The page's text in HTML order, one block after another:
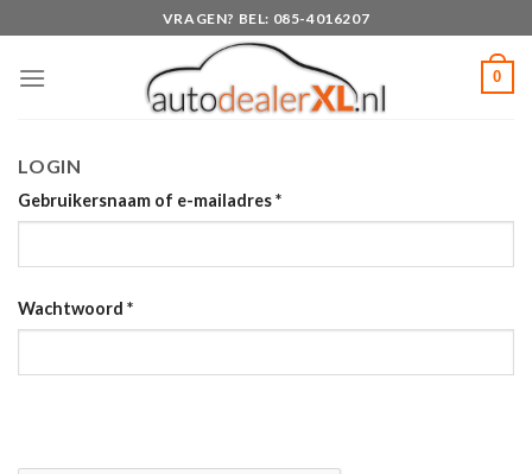
to
content
VRAGEN? BEL: 085-4016207
0
LOGIN
Gebruikersnaam of e-mailadres*
Wachtwoord *